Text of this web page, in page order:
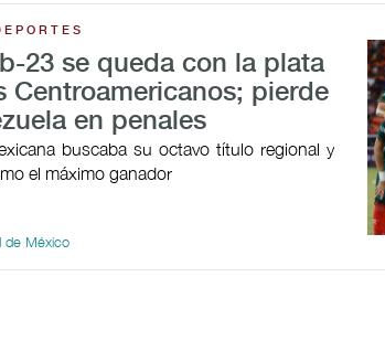
23 se queda con la plata
Centroamericanos; pierde
en penales
buscaba su octavo título regional y
el máximo ganador
de México